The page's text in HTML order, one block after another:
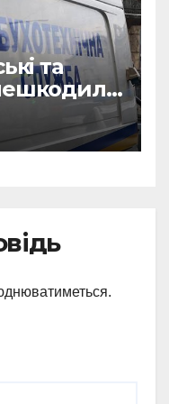
та